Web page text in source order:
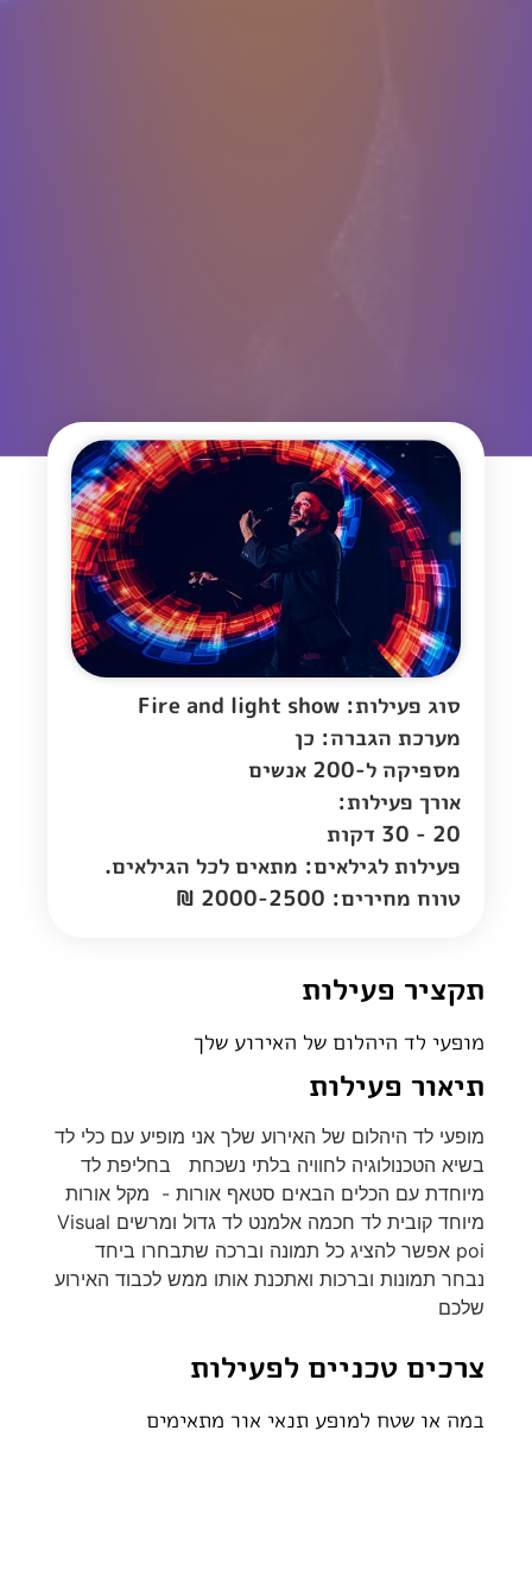
סוג פעילות: Fire and light show
מערכת הגברה: כן
מספיקה ל-200 אנשים
אורך פעילות:
20 - 30 דקות
פעילות לגילאים: מתאים לכל הגילאים.
טווח מחירים: 2000-2500 ₪
תקציר פעילות
מופעי לד היהלום של האירוע שלך
תיאור פעילות
מופעי לד היהלום של האירוע שלך אני מופיע עם כלי לד
בשיא הטכנולוגיה לחוויה בלתי נשכחת בחליפת לד
מיוחדת עם הכלים הבאים סטאף אורות - מקל אורות
מיוחד קובית לד חכמה אלמנט לד גדול ומרשים Visual
poi אפשר להציג כל תמונה וברכה שתבחרו ביחד
נבחר תמונות וברכות ואתכנת אותו ממש לכבוד האירוע
שלכם
צרכים טכניים לפעילות
במה או שטח למופע תנאי אור מתאימים